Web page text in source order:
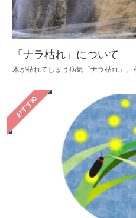
「ナラ枯れ」について
木が枯れてしまう病気「ナラ枯れ」。
おすすめ